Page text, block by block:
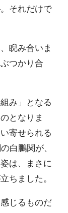
それだけで
睨み合いま
つかり合
み」となる
となりま
寄せられる
白鵬関が、
は、まさに
ちました。
じるものだ